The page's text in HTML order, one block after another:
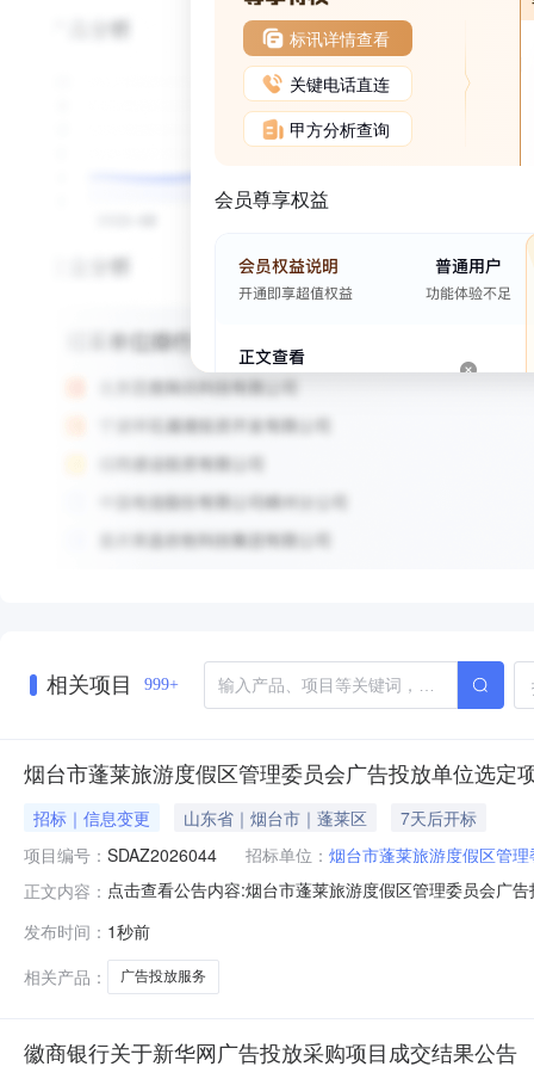
标讯详情查看
关键电话直连
甲方分析查询
会员尊享权益
相关项目 999+
烟台市蓬莱旅游度假区管理委员会广告投放单位选定
招标｜信息变更 山东省｜烟台市｜蓬莱区
7天后开标
项目编号： SDAZ2026044 招标单位： 烟台市蓬莱旅游度假区管
正文内容： 点击查看公告内容:烟台市蓬莱旅游度假区管理委员会广
发布时间： 1秒前
相关产品：
广告投放服务
徽商银行关于新华网广告投放采购项目成交结果公告